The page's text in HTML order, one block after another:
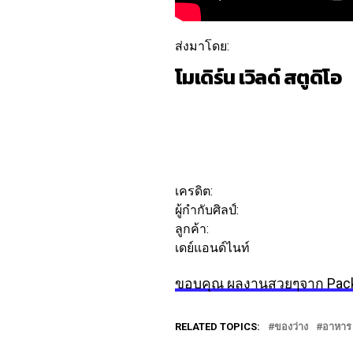
ส่งมาโดย:
โมเดิร์น เวิลด์ สตูดิโอ
เครดิต:
ผู้กำกับศิลป์:
ลูกค้า:
เดย์แอนด์ไนท์
ขอบคุณ ผลงานสวยๆจาก
RELATED TOPICS: ของว่าง อาหาร